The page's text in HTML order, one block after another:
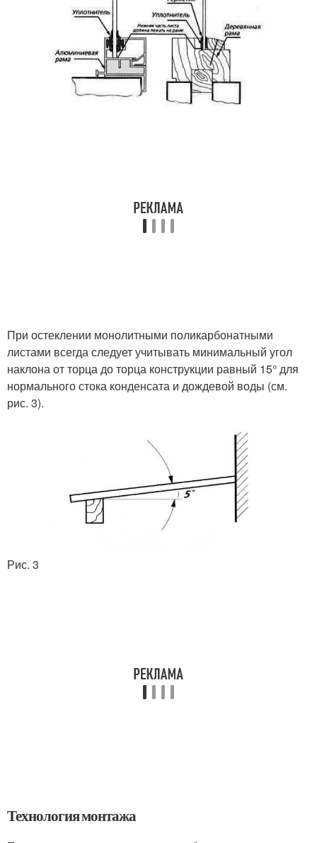
При остеклении монолитными поликарбонатными
листами всегда следует учитывать минимальный угол
наклона от торца до торца конструкции равный 15° для
нормального стока конденсата и дождевой воды (см.
рис. 3).
Рис. 3
Технология монтажа